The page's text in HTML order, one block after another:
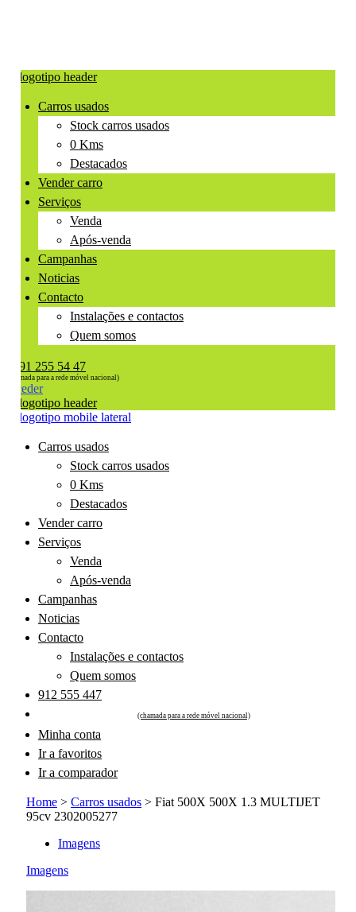
Carros usados
Stock carros usados
0 Kms
Destacados
Vender carro
Serviços
Venda
Após-venda
Campanhas
Noticias
Contacto
Instalações e contactos
Quem somos
91 255 54 47
(chamada para a rede móvel nacional)
Aceder
Carros usados
Stock carros usados
0 Kms
Destacados
Vender carro
Serviços
Venda
Após-venda
Campanhas
Noticias
Contacto
Instalações e contactos
Quem somos
912 555 447
(chamada para a rede móvel nacional)
Minha conta
Ir a favoritos
Ir a comparador
Home > Carros usados > Fiat 500X 500X 1.3 MULTIJET
95cv 2302005277
Imagens
Imagens